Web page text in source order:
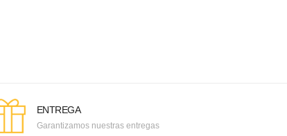
ENTREGA
Garantizamos nuestras entregas